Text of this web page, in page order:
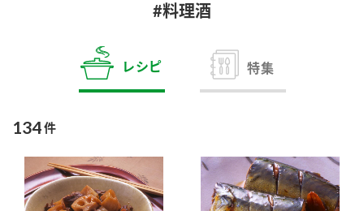
商品カテゴリ
お酢ドリンク ぽん酢
ブランド・スペシャルサイト
#料理酒
レシピ 特集
134件